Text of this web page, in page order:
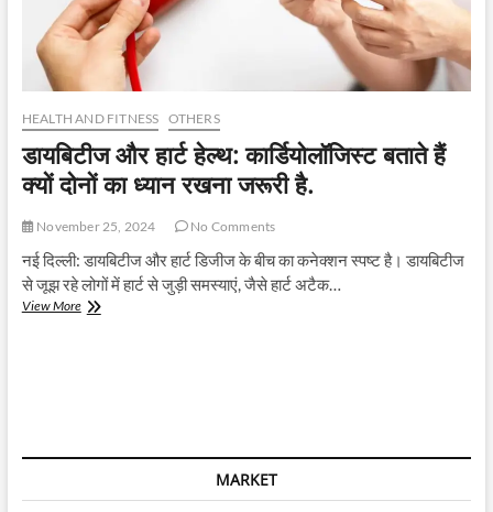
HEALTH AND FITNESS OTHERS
डायबिटीज और हार्ट हेल्थ: कार्डियोलॉजिस्ट बताते हैं
क्यों दोनों का ध्यान रखना जरूरी है.
November 25, 2024 No Comments
नई दिल्ली: डायबिटीज और हार्ट डिजीज के बीच का कनेक्शन स्पष्ट है। डायबिटीज
से जूझ रहे लोगों में हार्ट से जुड़ी समस्याएं, जैसे हार्ट अटैक…
View Moreडायबिटीज
दोनों
ध्यान
MARKET